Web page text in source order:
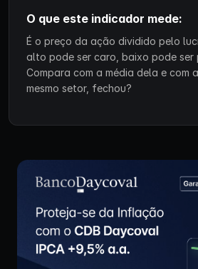
O que este indicador mede:
É o preço da ação dividido pelo
alto pode ser caro, baixo pode ser
Compara com a média dela e com
mesmo setor, fechou?